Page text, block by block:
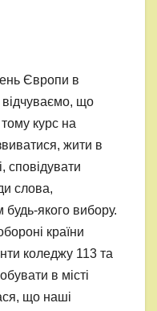
Європи в
відчуваємо, що
курс на
жити в
сповідувати
слова,
будь-якого вибору.
країни
коледжу 113 та
в місті
що наші